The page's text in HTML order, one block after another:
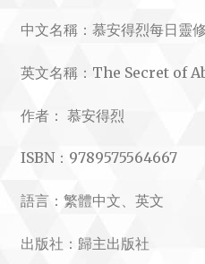
中文名稱：慕安得烈每日靈
英文名稱：The Secret of
作者： 慕安得烈
ISBN：9789575564667
語言：繁體中文、英文
出版社：歸主出版社